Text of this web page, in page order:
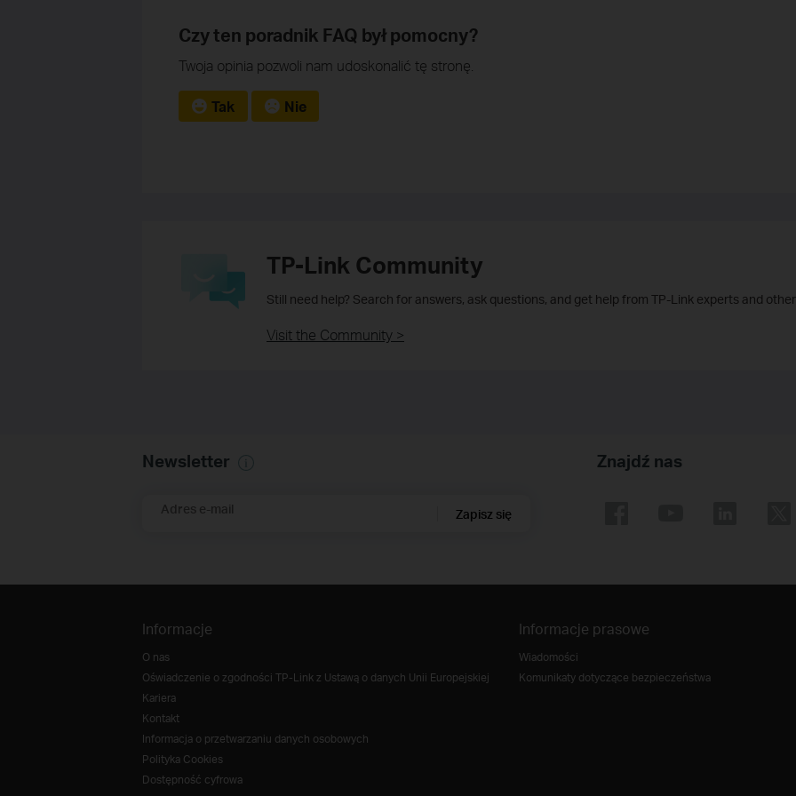
Czy ten poradnik FAQ był pomocny?
Twoja opinia pozwoli nam udoskonalić tę stronę.
Tak Nie
TP-Link Community
Still need help? Search for answers, ask questions, and get help from TP-Link experts and
Visit the Community >
Newsletter
Adres e-mail Zapisz się
Znajdź nas
Informacje
O nas
Oświadczenie o zgodności TP-Link z Ustawą o danych Unii Europejskiej
Kariera
Kontakt
Informacja o przetwarzaniu danych osobowych
Polityka Cookies
Dostępność cyfrowa
Informacje prasowe
Wiadomości
Komunikaty dotyczące bezpieczeństwa